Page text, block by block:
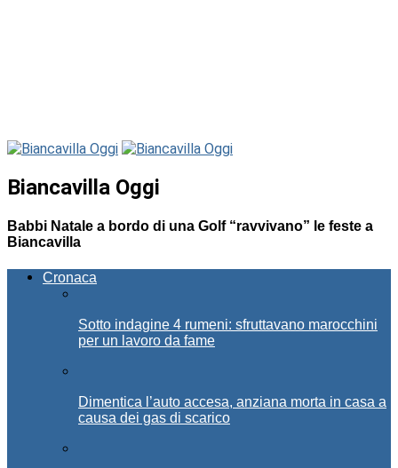
Biancavilla Oggi
Babbi Natale a bordo di una Golf “ravvivano” le feste a
Biancavilla
Cronaca
Sotto indagine 4 rumeni: sfruttavano marocchini
per un lavoro da fame
Dimentica l’auto accesa, anziana morta in casa a
causa dei gas di scarico